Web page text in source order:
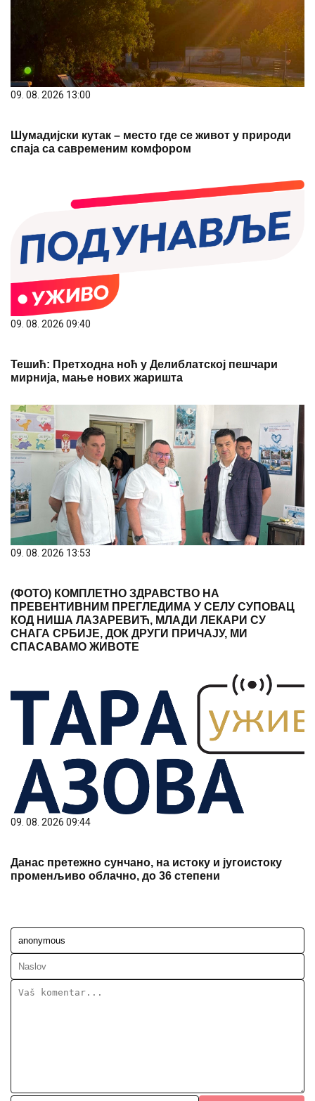
09. 08. 2026 13:00
Шумадијски кутак – место где се живот у природи
спаја са савременим комфором
09. 08. 2026 09:40
Тешић: Претходна ноћ у Делиблатској пешчари
мирнија, мање нових жаришта
09. 08. 2026 13:53
(ФОТО) КОМПЛЕТНО ЗДРАВСТВО НА
ПРЕВЕНТИВНИМ ПРЕГЛЕДИМА У СЕЛУ СУПОВАЦ
КОД НИША ЛАЗАРЕВИЋ, МЛАДИ ЛЕКАРИ СУ
СНАГА СРБИЈЕ, ДОК ДРУГИ ПРИЧАЈУ, МИ
СПАСАВАМО ЖИВОТЕ
09. 08. 2026 09:44
Данас претежно сунчано, на истоку и југоистоку
променљиво облачно, до 36 степени